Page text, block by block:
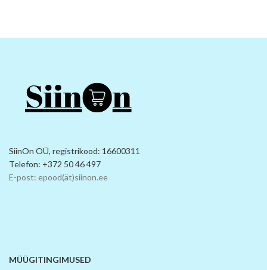
SiinOn OÜ, registrikood: 16600311
Telefon: +372 50 46 497
E-post: epood(ät)siinon.ee
MÜÜGITINGIMUSED